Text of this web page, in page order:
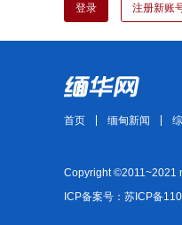
登录 注册新账
首页 缅甸新闻
Copyright ©2011~2021
ICP备案号：苏ICP备